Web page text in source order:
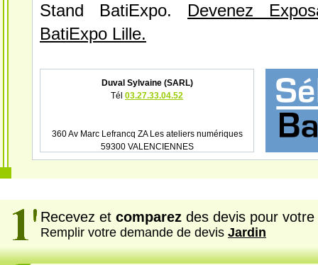
Stand BatiExpo. Devenez
BatiExpo Lille.
Duval Sylvaine (SARL)
Tél 03.27.33.04.52
360 Av Marc Lefrancq ZA Les ateliers numériques
59300 VALENCIENNES
Recevez et comparez des devis pour votre
Remplir votre demande de devis Jardin